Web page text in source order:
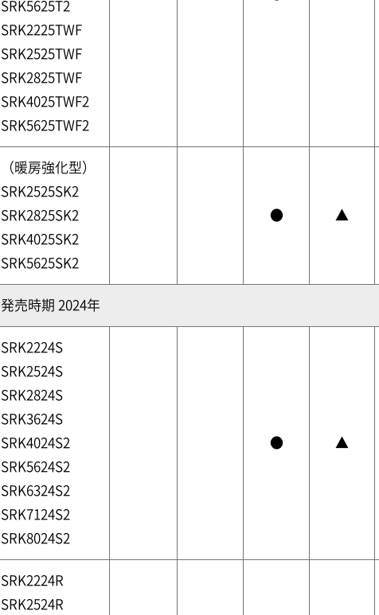
SRK5625T2
SRK2225TWF
SRK2525TWF
SRK2825TWF
SRK4025TWF2
SRK5625TWF2
（暖房強化型）
SRK2525SK2
SRK2825SK2
SRK4025SK2
SRK5625SK2
● ▲
発売時期 2024年
SRK2224S
SRK2524S
SRK2824S
SRK3624S
SRK4024S2
SRK5624S2
SRK6324S2
SRK7124S2
SRK8024S2
● ▲
SRK2224R
SRK2524R